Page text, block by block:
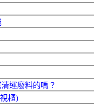
運廢料的嗎？
櫃)